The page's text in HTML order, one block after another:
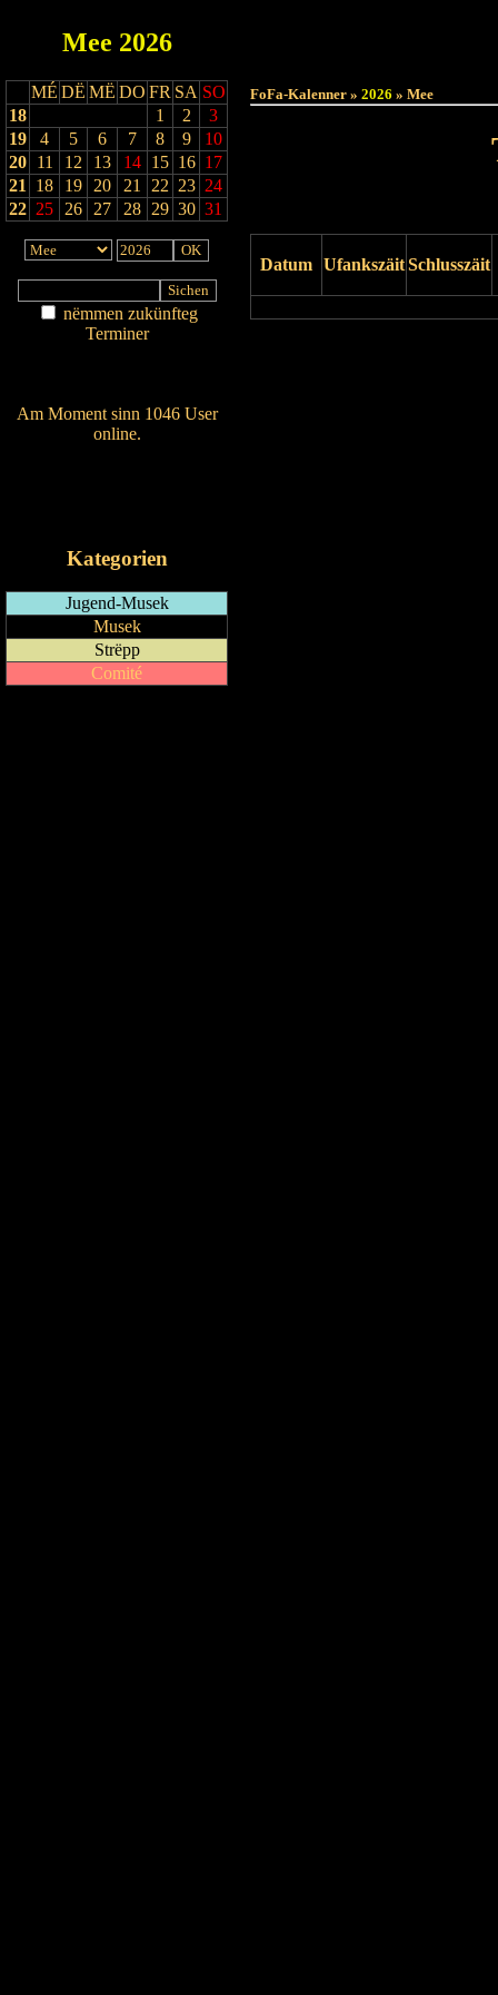
Mee 2026
MÉ DË MË DO FR SA SO
18
1 2
3
19
4 5 6 7 8 9
10
20 11 12 13 14 15 16 17
21
18 19 20 21 22 23 24
22 25 26 27 28 29 30 31
nëmmen zukünfteg
Terminer
Am Moment sinn 1046 User
online.
Kategorien
Jugend-Musek
Musek
Strëpp
Comité
FoFa-Kalenner » 2026 » Mee
Datum UfankszäitSchlusszäit